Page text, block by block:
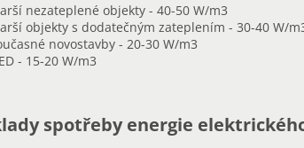
nezateplené objekty - 40-50 W/m3
objekty s dodatečným zateplením - 30-40 W/
novostavby - 20-30 W/m3
- 15-20 W/m3
spotřeby energie